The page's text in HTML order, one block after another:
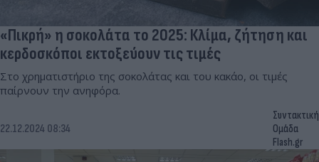
«Πικρή» η σοκολάτα το 2025: Κλίμα, ζήτηση και
κερδοσκόποι εκτοξεύουν τις τιμές
Στο χρηματιστήριο της σοκολάτας και του κακάο, οι τιμές
παίρνουν την ανηφόρα.
22.12.2024 08:34
Συντακτική
Ομάδα
Flash.gr